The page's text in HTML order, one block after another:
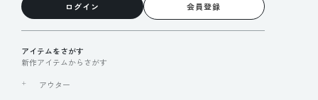
ログイン 会員登録
アイテムをさがす
新作アイテムからさがす
アウター